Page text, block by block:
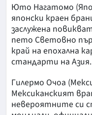
Юто Нагатомо
японски краен
заслужена
пето Световно
край на епохална
стандарти на Азия.
Гилермо Очоа
Мексиканският
невероятните си